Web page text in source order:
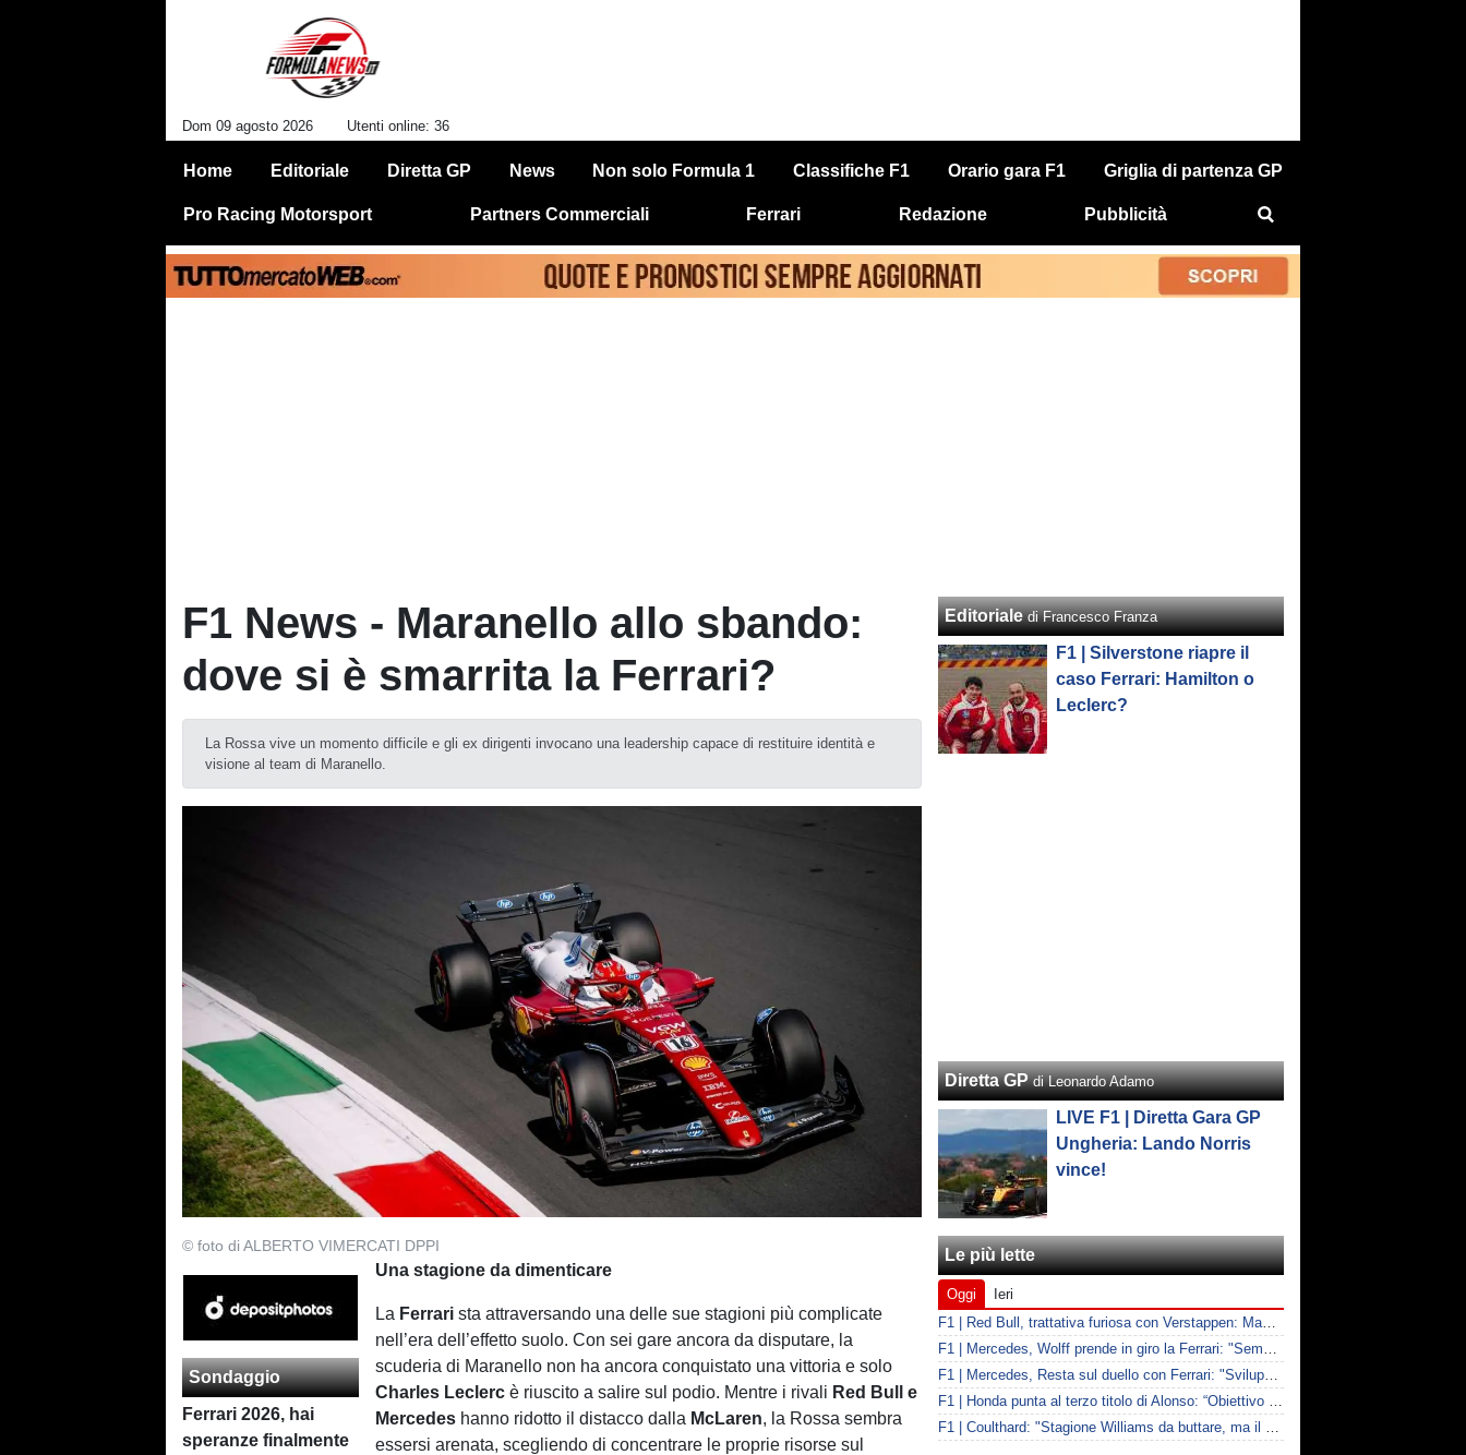
Dom 09 agosto 2026 Utenti online: 36
Home Editoriale Diretta GP News Non solo Formula 1 Classifiche F1 Orario gara F1 Griglia di partenza GP
Pro Racing Motorsport Partners Commerciali Ferrari Redazione Pubblicità
F1 News - Maranello allo sbando:
dove si è smarrita la Ferrari?
La Rossa vive un momento difficile e gli ex dirigenti invocano una leadership capace di restituire identità e
visione al team di Maranello.
© foto di ALBERTO VIMERCATI DPPI
Sondaggio
Ferrari 2026, hai
speranze finalmente
Una stagione da dimenticare
La Ferrari sta attraversando una delle sue stagioni più complicate
nell’era dell’effetto suolo. Con sei gare ancora da disputare, la
scuderia di Maranello non ha ancora conquistato una vittoria e solo
Charles Leclerc è riuscito a salire sul podio. Mentre i rivali Red Bull e
Mercedes hanno ridotto il distacco dalla McLaren, la Rossa sembra
essersi arenata, scegliendo di concentrare le proprie risorse sul
Editoriale di Francesco Franza
F1 | Silverstone riapre il
caso Ferrari: Hamilton o
Leclerc?
Diretta GP di Leonardo Adamo
LIVE F1 | Diretta Gara GP
Ungheria: Lando Norris
vince!
Le più lette
Oggi
Ieri
F1 | Red Bull, trattativa furiosa con Verstappen: Max chiede il doppio per rimuovere le clausole
F1 | Mercedes, Wolff prende in giro la Ferrari: "Sempre a lamentarsi della PU"
F1 | Mercedes, Resta sul duello con Ferrari: "Sviluppi decisivi"
F1 | Honda punta al terzo titolo di Alonso: “Obiettivo Mondiale con lui”
F1 | Coulthard: "Stagione Williams da buttare, ma il ritorno sarà dolce"